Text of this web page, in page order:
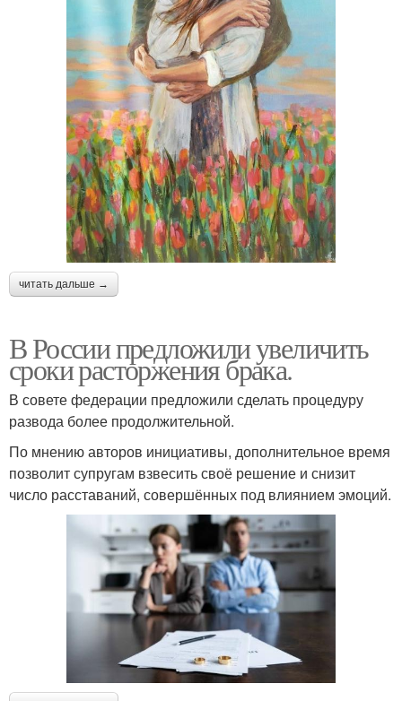
читать дальше →
В России предложили увеличить
сроки расторжения брака.
В совете федерации предложили сделать процедуру
развода более продолжительной.
По мнению авторов инициативы, дополнительное время
позволит супругам взвесить своё решение и снизит
число расставаний, совершённых под влиянием эмоций.